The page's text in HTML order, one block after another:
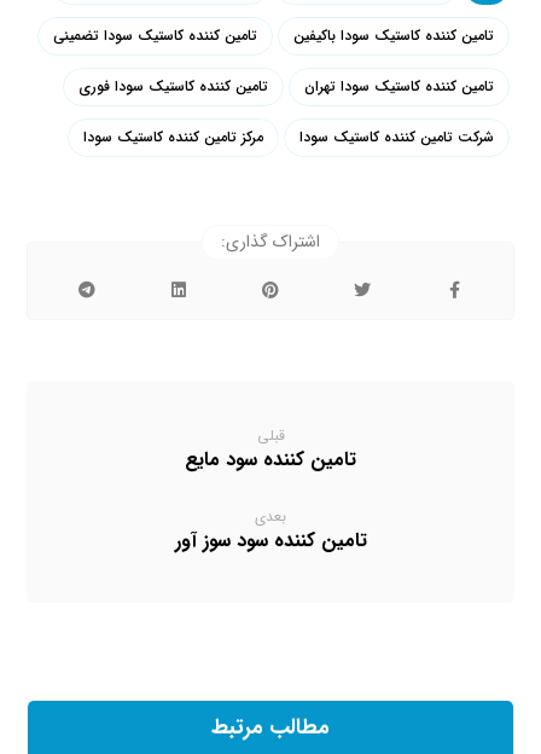
تامین کننده کاستیک سودا باکیفین تامین کننده کاستیک سودا تضمینی
تامین کننده کاستیک سودا تهران تامین کننده کاستیک سودا فوری
شرکت تامین کننده کاستیک سودا مرکز تامین کننده کاستیک سودا
قبلی
تامین کننده سود مایع
بعدی
تامین کننده سود سوز آور
مطالب مرتبط